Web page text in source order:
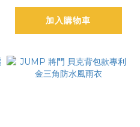
加入購物車